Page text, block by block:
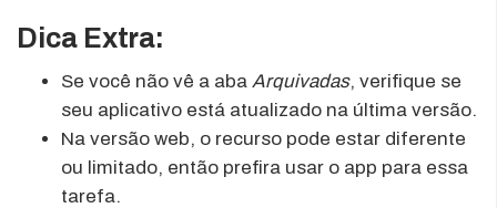
Dica Extra:
Se você não vê a aba Arquivadas, verifique se
seu aplicativo está atualizado na última versão.
Na versão web, o recurso pode estar diferente
ou limitado, então prefira usar o app para essa
tarefa.